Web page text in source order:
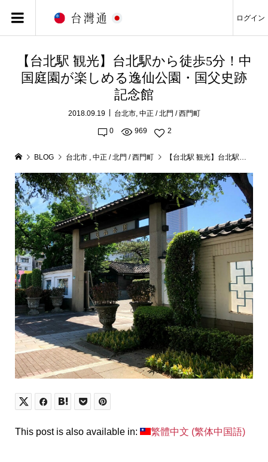
ログイン
【台北駅 観光】台北駅から徒歩5分！中
国庭園が楽しめる逸仙公園・国父史跡
記念館
2018.09.19 台北市, 中正 / 北門 / 西門町
0 969 2
BLOG 台北市 , 中正 / 北門 / 西門町 【台北駅 観光】台北駅から徒歩5分！中国庭園が楽しめる逸仙公園・国父史跡記念館
This post is also available in: 繁體中文 (繁体中国語)